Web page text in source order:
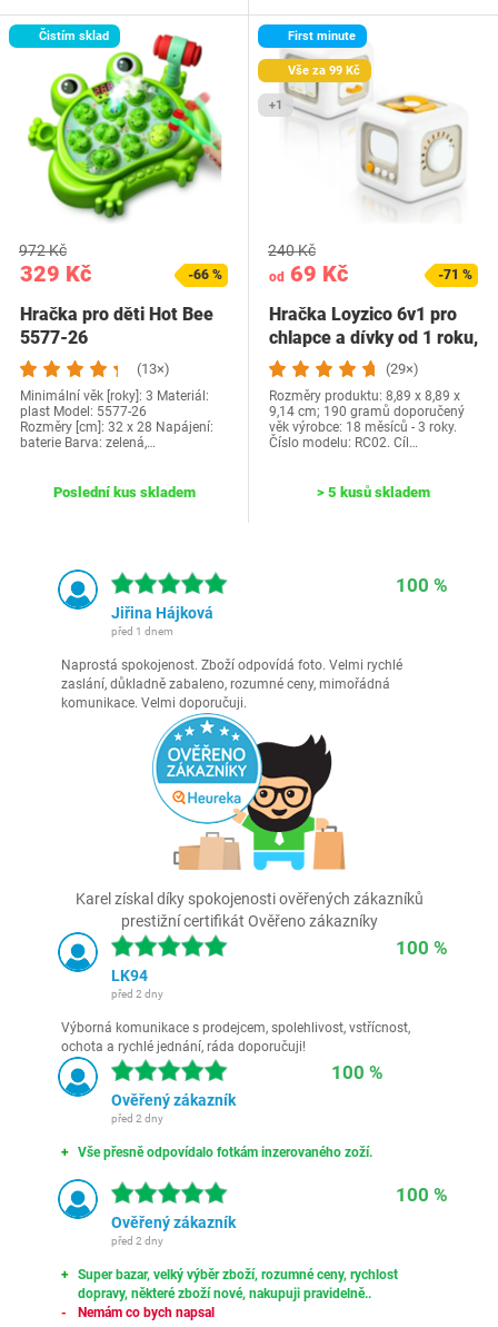
Čistím sklad
329 Kč
972 Kč
-66 %
Hračka pro děti Hot Bee
5577-26
(13×)
Minimální věk [roky]: 3 Materiál:
plast Model: 5577-26
Rozměry [cm]: 32 x 28 Napájení:
baterie Barva: zelená,…
Poslední kus skladem
First minute
Vše za 99 Kč
+1
od 69 Kč
240 Kč
-71 %
Hračka Loyzico 6v1 pro
chlapce a dívky od 1 roku,
…
(29×)
Rozměry produktu: 8,89 x 8,89 x
9,14 cm; 190 gramů doporučený
věk výrobce: 18 měsíců - 3 roky.
Číslo modelu: RC02. Cíl…
> 5 kusů skladem
100 %
Jiřina Hájková
před 1 dnem
Naprostá spokojenost. Zboží odpovídá foto. Velmi rychlé
zaslání, důkladně zabaleno, rozumné ceny, mimořádná
komunikace. Velmi doporučuji.
Karel získal díky spokojenosti ověřených zákazníků
prestižní certifikát Ověřeno zákazníky
100 %
LK94
před 2 dny
Výborná komunikace s prodejcem, spolehlivost, vstřícnost,
ochota a rychlé jednání, ráda doporučuji!
100 %
Ověřený zákazník
před 2 dny
Vše přesně odpovídalo fotkám inzerovaného zoží.
100 %
Ověřený zákazník
před 2 dny
Super bazar, velký výběr zboží, rozumné ceny, rychlost
dopravy, některé zboží nové, nakupuji pravidelně..
Nemám co bych napsal